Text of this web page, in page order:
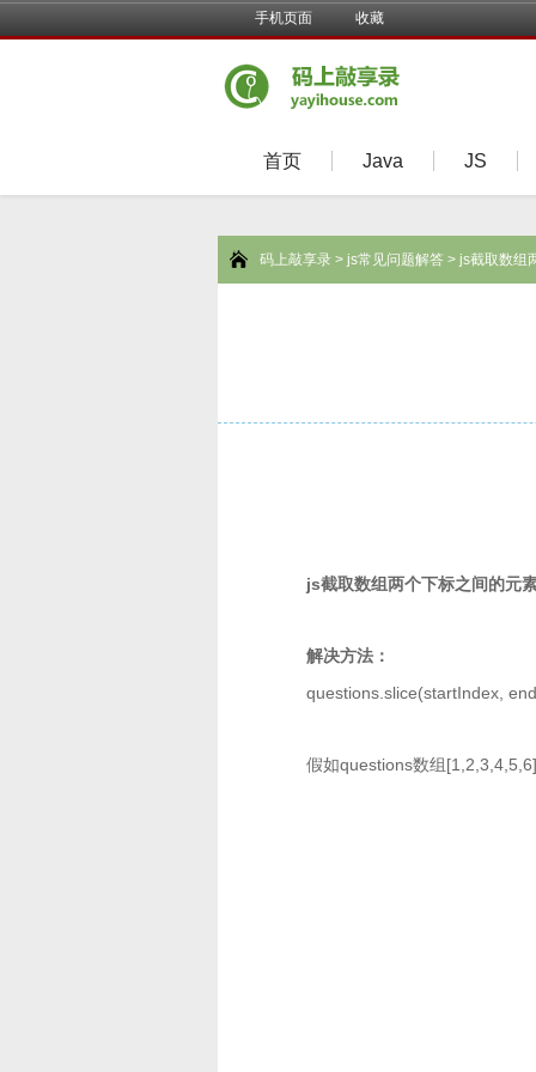
手机页面 收藏
首页 Java JS
码上敲享录 > js常见问题解答 > js截取数组
js截取数组两个下标之间的元
解决方法：
questions.slice(startIndex,
假如questions数组